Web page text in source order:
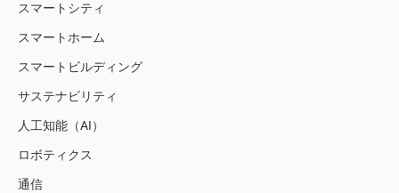
スマートシティ
スマートホーム
スマートビルディング
サステナビリティ
人工知能（AI）
ロボティクス
通信